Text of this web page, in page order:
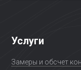
Услуги
Замеры и обсчет